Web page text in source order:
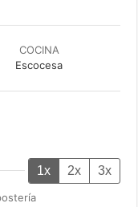
COCINA
Escocesa
1x 2x 3x